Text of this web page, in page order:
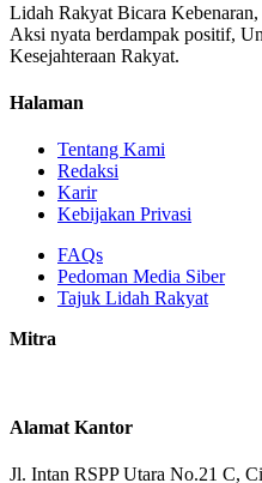
Lidah Rakyat Bicara
Aksi nyata berdampak positif,
Kesejahteraan Rakyat.
Halaman
Tentang Kami
Redaksi
Karir
Kebijakan Privasi
FAQs
Pedoman Media Siber
Tajuk Lidah Rakyat
Mitra
Alamat Kantor
Jl. Intan RSPP Utara No.21 C,